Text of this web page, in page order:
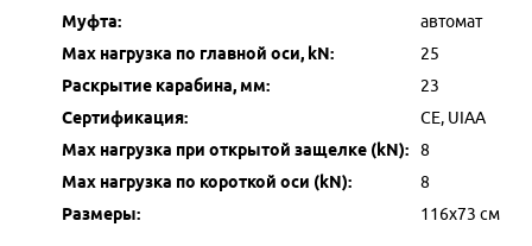
Муфта:
автомат
Max нагрузка по главной оси, kN:
25
Раскрытие карабина, мм:
23
Сертификация:
CE, UIAA
Max нагрузка при открытой защелке (kN):
8
Max нагрузка по короткой оси (kN):
8
Размеры:
116х73 см